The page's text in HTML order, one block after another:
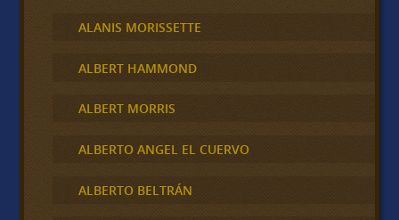
ALANIS MORISSETTE
ALBERT HAMMOND
ALBERT MORRIS
ALBERTO ANGEL EL CUERVO
ALBERTO BELTRÁN